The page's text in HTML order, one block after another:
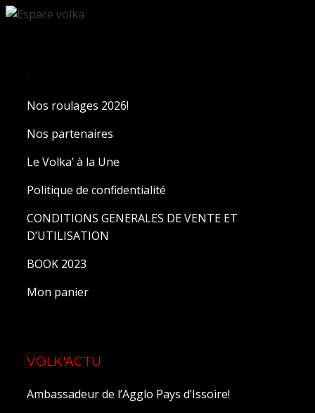
.
Nos roulages 2026!
Nos partenaires
Le Volka’ à la Une
Politique de confidentialité
CONDITIONS GENERALES DE VENTE ET
D’UTILISATION
BOOK 2023
Mon panier
VOLK'ACTU
Ambassadeur de l’Agglo Pays d’Issoire!